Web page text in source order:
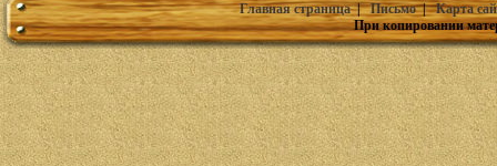
Главная страница|Письмо|Карта
При копировании